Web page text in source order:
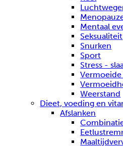
Mentaal
Seksualiteit
Snurken
Sport
Stress -
Weerstand
Dieet, voeding en
Afslanken